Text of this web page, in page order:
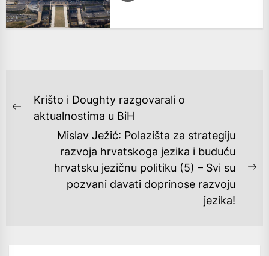
NAVIGACIJA
OBJAVA
Previous
Krišto i Doughty razgovarali o
aktualnostima u BiH
Mislav Ježić: Polazišta za strategiju
razvoja hrvatskoga jezika i buduću
hrvatsku jezičnu politiku (5) – Svi su
pozvani davati doprinose razvoju
jezika!